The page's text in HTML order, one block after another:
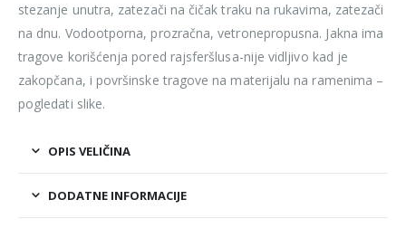
stezanje unutra, zatezači na čičak traku na rukavima, zatezači
na dnu. Vodootporna, prozračna, vetronepropusna. Jakna ima
tragove korišćenja pored rajsferšlusa-nije vidljivo kad je
zakopčana, i površinske tragove na materijalu na ramenima –
pogledati slike.
OPIS VELIČINA
DODATNE INFORMACIJE